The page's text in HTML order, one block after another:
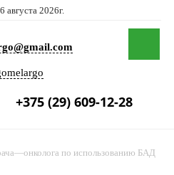
августа 2026г.
+375 (29) 609-12-28
по использованию БАД